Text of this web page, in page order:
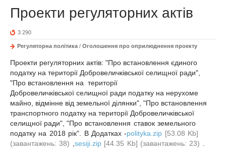
Проекти регуляторних актів
3 290
Регуляторна політика / Оголошення про оприлюднення проекту
Проекти регуляторних актів: "Про встановлення єдиного
податку на території Добровеличківської селищної ради",
"Про встановлення на території
Добровеличківської селищної ради податку на нерухоме
майно, відмінне від земельної ділянки", "Про встановлення
транспортного податку на території Добровеличківської
селищної ради", "Про встановлення ставок земельного
податку на 2018 рік". В Додатках -polityka.zip [53.08 Kb]
(завантажень: 38)
sesiji.zip[44.35 Kb] (завантажень: 23)